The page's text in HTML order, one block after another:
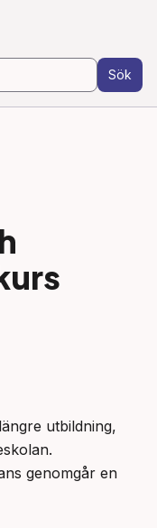
Sök
utbildning,
genomgår en